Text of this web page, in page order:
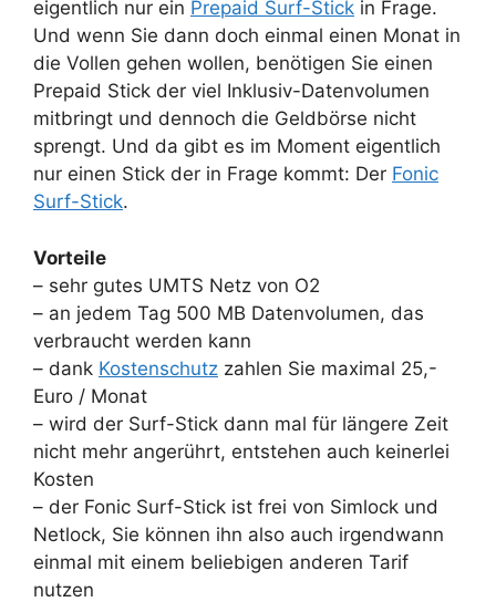
eigentlich nur ein Prepaid Surf-Stick in Frage.
Und wenn Sie dann doch einmal einen Monat in
die Vollen gehen wollen, benötigen Sie einen
Prepaid Stick der viel Inklusiv-Datenvolumen
mitbringt und dennoch die Geldbörse nicht
sprengt. Und da gibt es im Moment eigentlich
nur einen Stick der in Frage kommt: Der Fonic
Surf-Stick.
Vorteile
– sehr gutes UMTS Netz von O2
– an jedem Tag 500 MB Datenvolumen, das
verbraucht werden kann
– dank Kostenschutz zahlen Sie maximal 25,-
Euro / Monat
– wird der Surf-Stick dann mal für längere Zeit
nicht mehr angerührt, entstehen auch keinerlei
Kosten
– der Fonic Surf-Stick ist frei von Simlock und
Netlock, Sie können ihn also auch irgendwann
einmal mit einem beliebigen anderen Tarif
nutzen